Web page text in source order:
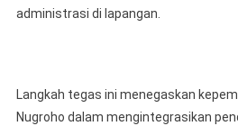
administrasi di lapangan.
Langkah tegas ini menegaskan
Nugroho dalam mengintegrasikan